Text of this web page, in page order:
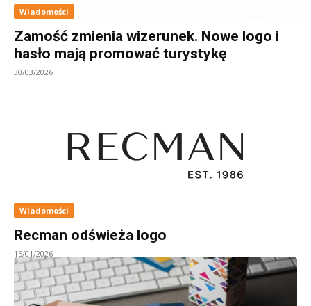
Wiadomości
Zamość zmienia wizerunek. Nowe logo i
hasło mają promować turystykę
30/03/2026
Wiadomości
Recman odświeża logo
15/01/2026